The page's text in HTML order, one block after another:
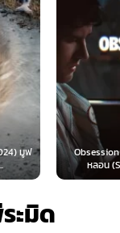
(2026) สาปรักคลั่ง
หลอน (SoundTrack) 1X
ะมิด